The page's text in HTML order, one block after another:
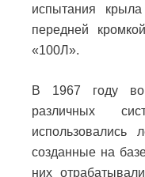
испытания
передней
«100Л».
В 1967 году во
различных
использовались
созданные на
них